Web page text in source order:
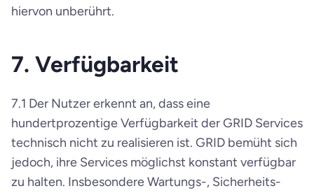
hiervon unberührt.
7. Verfügbarkeit
7.1 Der Nutzer erkennt an, dass eine
hundertprozentige Verfügbarkeit der GRID Services
technisch nicht zu realisieren ist. GRID bemüht sich
jedoch, ihre Services möglichst konstant verfügbar
zu halten. Insbesondere Wartungs-, Sicherheits-